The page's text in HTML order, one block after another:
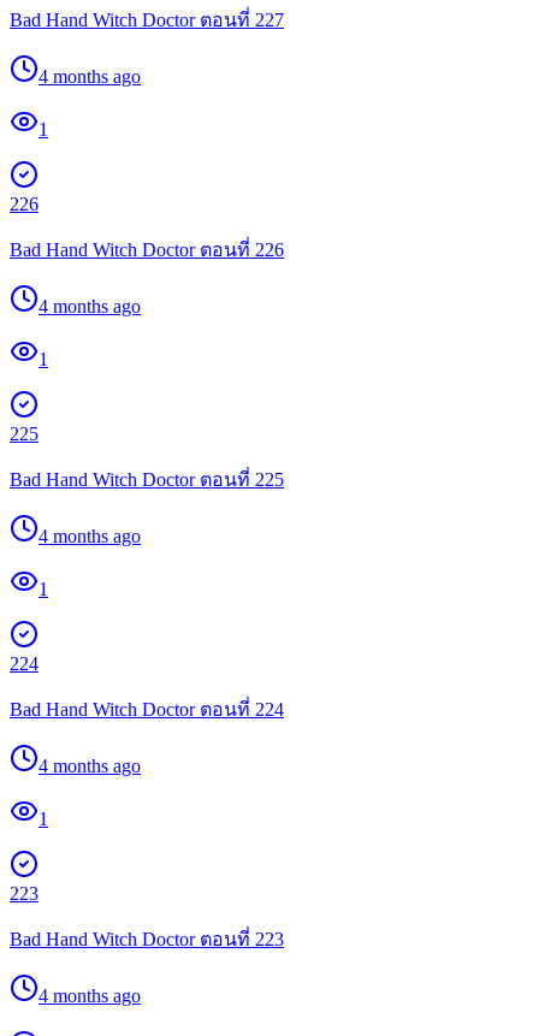
Bad Hand Witch Doctor ตอนที่ 227
4 months ago
1
226
Bad Hand Witch Doctor ตอนที่ 226
4 months ago
1
225
Bad Hand Witch Doctor ตอนที่ 225
4 months ago
1
224
Bad Hand Witch Doctor ตอนที่ 224
4 months ago
1
223
Bad Hand Witch Doctor ตอนที่ 223
4 months ago